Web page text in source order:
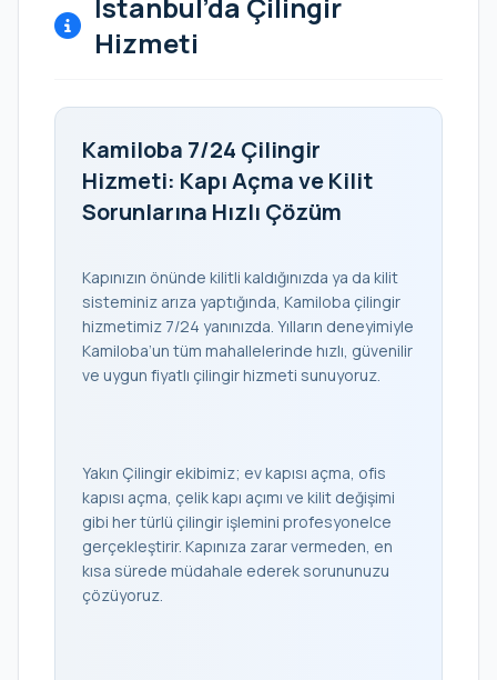
Hizmeti
Kamiloba 7/24 Çilingir
Hizmeti: Kapı Açma ve Kilit
Sorunlarına Hızlı Çözüm
Kapınızın önünde kilitli kaldığınızda ya da kilit
sisteminiz arıza yaptığında, Kamiloba çilingir
hizmetimiz 7/24 yanınızda. Yılların deneyimiyle
Kamiloba’un tüm mahallelerinde hızlı, güvenilir
ve uygun fiyatlı çilingir hizmeti sunuyoruz.
Yakın Çilingir ekibimiz; ev kapısı açma, ofis
kapısı açma, çelik kapı açımı ve kilit değişimi
gibi her türlü çilingir işlemini profesyonelce
gerçekleştirir. Kapınıza zarar vermeden, en
kısa sürede müdahale ederek sorununuzu
çözüyoruz.